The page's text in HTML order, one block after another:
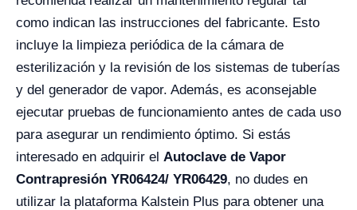
como indican las instrucciones del fabricante. Esto
incluye la limpieza periódica de la cámara de
esterilización y la revisión de los sistemas de tuberías
y del generador de vapor. Además, es aconsejable
ejecutar pruebas de funcionamiento antes de cada uso
para asegurar un rendimiento óptimo. Si estás
interesado en adquirir el Autoclave de Vapor
Contrapresión YR06424/ YR06429, no dudes en
utilizar la plataforma Kalstein Plus para obtener una